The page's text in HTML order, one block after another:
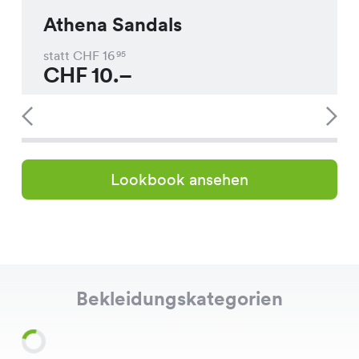
Athena Sandals
statt CHF 1695
CHF10.–
Lookbook ansehen
Bekleidungskategorien